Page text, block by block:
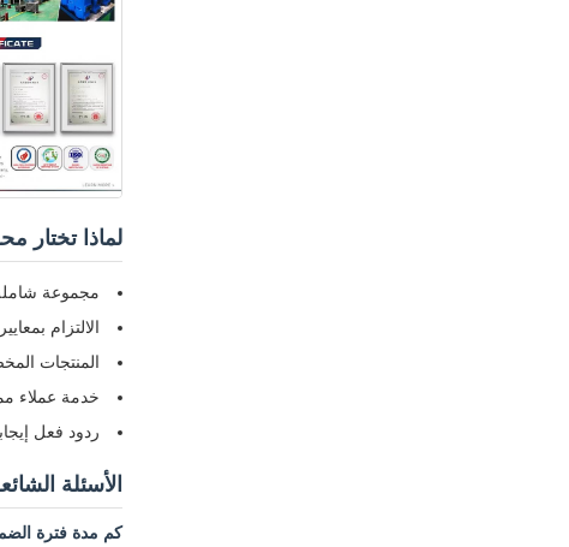
لماذا تختار
مجموعة
الالتزام
المنتجات
خدمة عملاء
ردود فعل
الأسئلة
كم مدة فترة